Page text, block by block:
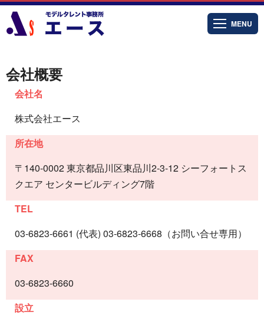
MENU
会社概要
会社名
株式会社エース
所在地
〒140-0002 東京都品川区東品川2-3-12 シーフォートス
クエア センタービルディング7階
TEL
03-6823-6661 (代表) 03-6823-6668（お問い合せ専用）
FAX
03-6823-6660
設立